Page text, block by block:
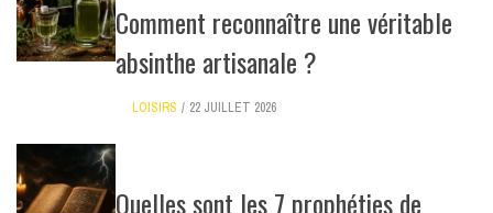
Comment reconnaître une véritable
absinthe artisanale ?
LOISIRS 22 JUILLET 2026
Quelles sont les 7 prophéties de